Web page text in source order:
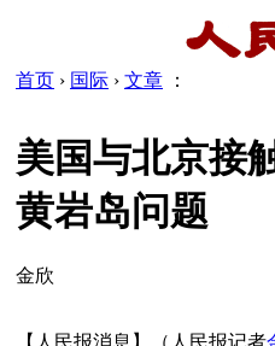
首页 › 国际 › 文章 ：
美国与北京接
黄岩岛问题
金欣
【人民报消息】（人民报记者